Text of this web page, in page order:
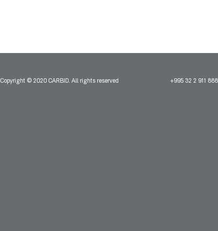
Copyright © 2020 CARBID. All rights reserved +995 32 2 911 888